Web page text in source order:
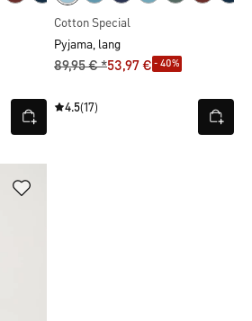
Cotton Special
Pyjama, lang
89,95 € *53,97 € - 40%
4.5(17)